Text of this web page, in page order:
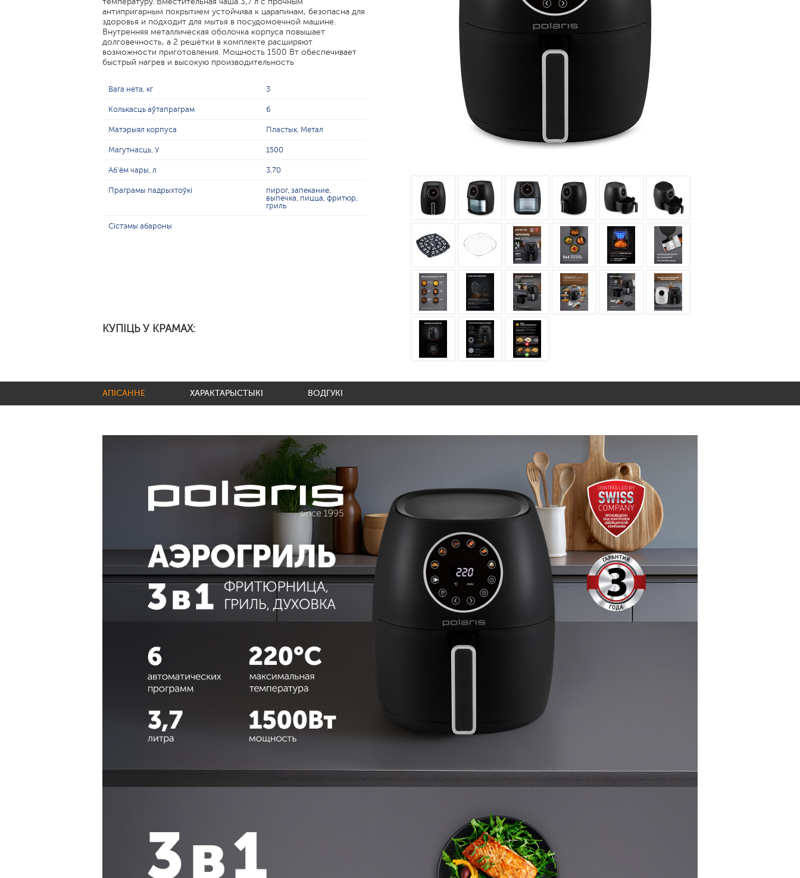
антипригарным покрытием устойчива к царапинам, безопасна для
здоровья и подходит для мытья в посудомоечной машине.
Внутренняя металлическая оболочка корпуса повышает
долговечность, а 2 решётки в комплекте расширяют
возможности приготовления. Мощность 1500 Вт обеспечивает
быстрый нагрев и высокую производительность
Вага нета, кг 3
Колькасць аўтапраграм 6
Матэрыял корпуса Пластык, Метал
Магутнасць, У 1500
Аб'ём чары, л 3,70
Праграмы падрыхтоўкі
пирог, запекание,
выпечка, пицца, фритюр,
гриль
Сістэмы абароны
КУПІЦЬ У КРАМАХ:
АПІСАННЕ ХАРАКТАРЫСТЫКІ ВОДГУКІ